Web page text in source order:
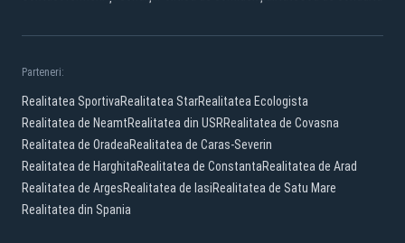
Parteneri:
Realitatea SportivaRealitatea StarRealitatea Ecologista
Realitatea de NeamtRealitatea din USRRealitatea de Covasna
Realitatea de OradeaRealitatea de Caras-Severin
Realitatea de HarghitaRealitatea de ConstantaRealitatea de Arad
Realitatea de ArgesRealitatea de IasiRealitatea de Satu Mare
Realitatea din Spania